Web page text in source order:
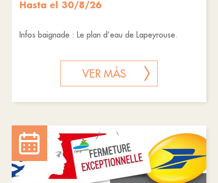
Hasta el 30/8/26
Infos baignade : Le plan d’eau de Lapeyrouse.
VER MÁS